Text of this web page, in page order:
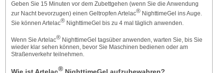
Geben Sie 15 Minuten vor dem Zubettgehen (wenn Sie die Anwendung
zur Nacht bevorzugen) einen Geltropfen Artelac®NighttimeGel ins Auge.
Sie können Artelac®NighttimeGel bis zu 4 mal täglich anwenden.
Wenn Sie Artelac®NighttimeGel tagsüber anwenden, warten Sie, bis Sie
wieder klar sehen können, bevor Sie Maschinen bedienen oder am
Straßenverkehr teilnehmen.
®